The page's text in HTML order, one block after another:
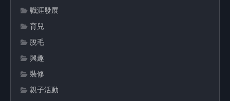
職涯發展
育兒
脫毛
興趣
裝修
親子活動